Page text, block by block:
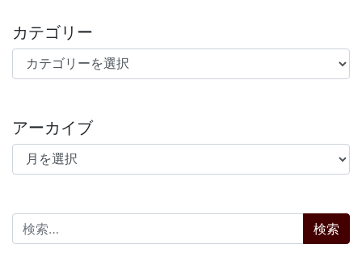
カテゴリー
カテゴリー
アーカイブ
アーカイブ
検索: